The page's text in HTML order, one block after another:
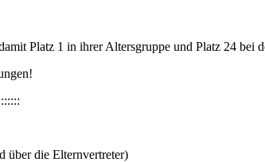
Platz 1 in ihrer Altersgruppe und Platz 24 bei
über die Elternvertreter)